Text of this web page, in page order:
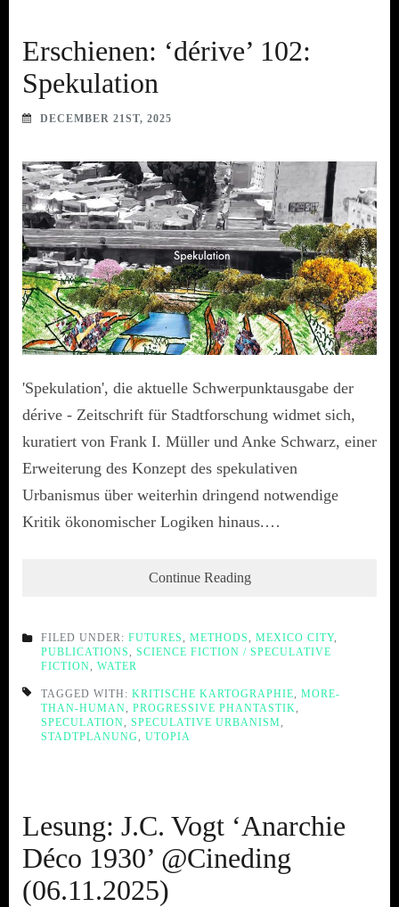
Erschienen: ‘dérive’ 102:
Spekulation
DECEMBER 21ST, 2025
'Spekulation', die aktuelle Schwerpunktausgabe der
dérive - Zeitschrift für Stadtforschung widmet sich,
kuratiert von Frank I. Müller und Anke Schwarz, einer
Erweiterung des Konzept des spekulativen
Urbanismus über weiterhin dringend notwendige
Kritik ökonomischer Logiken hinaus.…
Continue Reading
FILED UNDER: FUTURES, METHODS, MEXICO CITY,
PUBLICATIONS, SCIENCE FICTION / SPECULATIVE
FICTION, WATER
TAGGED WITH: KRITISCHE KARTOGRAPHIE, MORE-
THAN-HUMAN, PROGRESSIVE PHANTASTIK,
SPECULATION, SPECULATIVE URBANISM,
STADTPLANUNG, UTOPIA
Lesung: J.C. Vogt ‘Anarchie
Déco 1930’ @Cineding
(06.11.2025)